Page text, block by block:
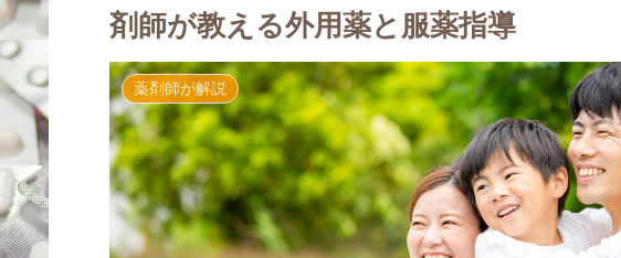
剤師が教える外用薬と服薬指導
薬剤師が解説